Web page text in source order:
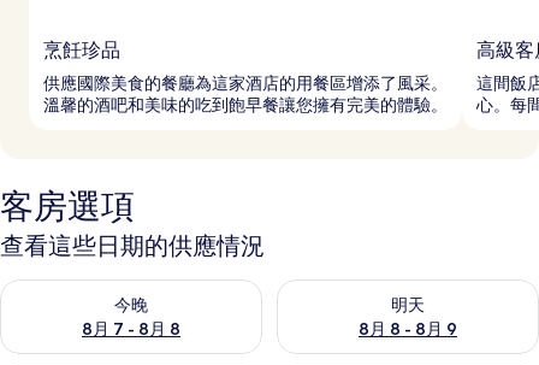
烹飪珍品
供應國際美食的餐廳為這家酒店的用餐區增添了風采。
溫馨的酒吧和美味的吃到飽早餐讓您擁有完美的體驗。
高級客
這間飯
心。每
客房選項
查看這些日期的供應情況
今晚
8月 7 - 8月 8
查看今晚 (8月 7 - 8月 8) 的供應情況
明天
8月 8 - 8月 9
查看明天 (8月 8 - 8月 9) 的供